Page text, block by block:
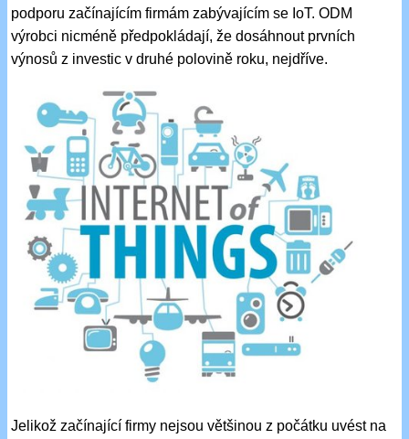
podporu začínajícím firmám zabývajícím se IoT. ODM
výrobci nicméně předpokládají, že dosáhnout prvních
výnosů z investic v druhé polovině roku, nejdříve.
Jelikož začínající firmy nejsou většinou z počátku uvést na